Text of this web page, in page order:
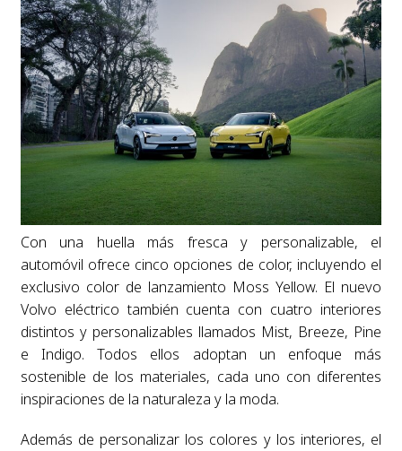
Con una huella más fresca y personalizable, el
automóvil ofrece cinco opciones de color, incluyendo el
exclusivo color de lanzamiento Moss Yellow. El nuevo
Volvo eléctrico también cuenta con cuatro interiores
distintos y personalizables llamados Mist, Breeze, Pine
e Indigo. Todos ellos adoptan un enfoque más
sostenible de los materiales, cada uno con diferentes
inspiraciones de la naturaleza y la moda.
Además de personalizar los colores y los interiores, el